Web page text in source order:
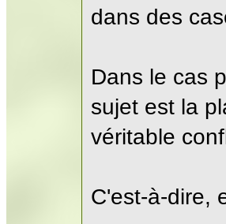
dans des
Dans le cas
sujet est la
véritable
C'est-à-dire,